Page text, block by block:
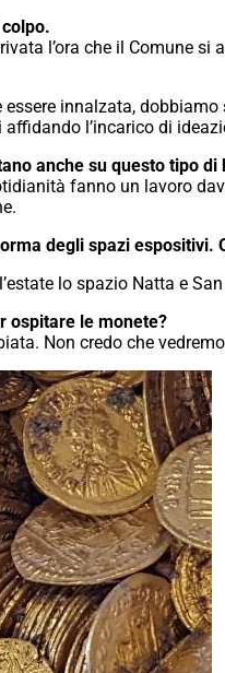
l’ora che il Comune
innalzata,
l’incarico di
anche su questo tipo
fanno un lavoro
degli spazi espositivi.
lo spazio Natta e
ospitare le monete?
Non credo che